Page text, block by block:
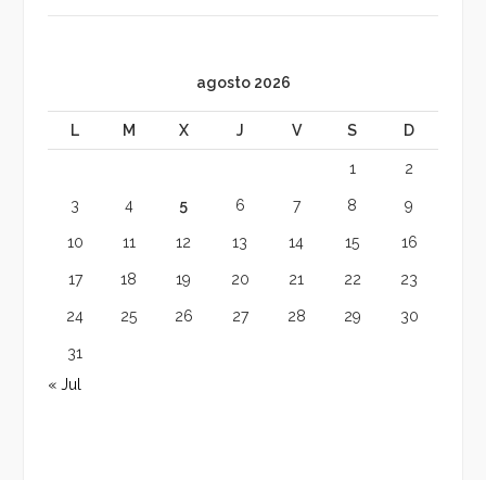
agosto 2026
L M X J V S D
1 2
3 4 5 6 7 8 9
10 11 12 13 14 15 16
17 18 19 20 21 22 23
24 25 26 27 28 29 30
31
« Jul